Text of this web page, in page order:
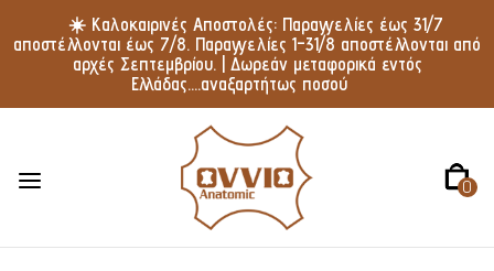
☀️ Καλοκαιρινές Αποστολές: Παραγγελίες έως 31/7
αποστέλλονται έως 7/8. Παραγγελίες 1–31/8 αποστέλλονται από
αρχές Σεπτεμβρίου. | Δωρεάν μεταφορικά εντός
Ελλάδας....αναξαρτήτως ποσού
0